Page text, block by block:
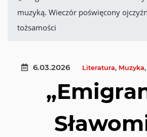
muzyką. Wieczór poświęcony
tożsamości
6.03.2026 Literatura, Muzyka,